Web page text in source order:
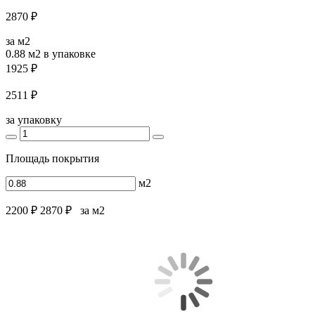
2870 ₽
за м2
0.88 м2 в упаковке
1925 ₽
2511 ₽
за упаковку
Площадь покрытия
м2
2200 ₽ 2870 ₽ за м2